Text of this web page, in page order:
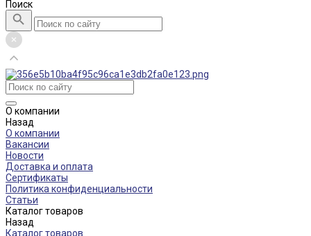
Поиск
О компании
Назад
О компании
Вакансии
Новости
Доставка и оплата
Сертификаты
Политика конфиденциальности
Статьи
Каталог товаров
Назад
Каталог товаров